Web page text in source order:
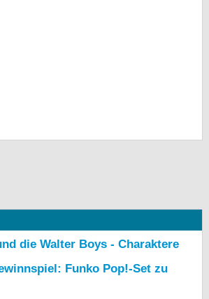
die Walter Boys - Charaktere
Funko Pop!-Set zu